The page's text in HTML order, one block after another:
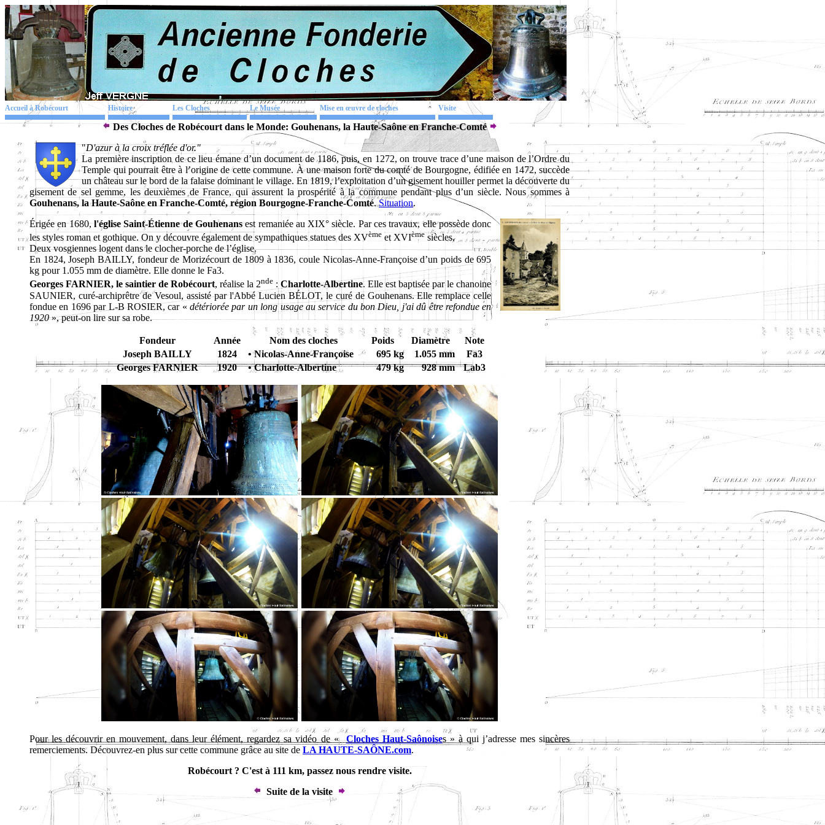
Accueil à Robécourt Histoire Les Cloches Le Musée Mise en œuvre de cloches Visite
Des Cloches de Robécourt dans le Monde: Gouhenans, la Haute-Saône en Franche-Comté
"D'azur à la croix tréflée d'or."
La première inscription de ce lieu émane d’un document de 1186, puis, en 1272, on trouve trace d’une maison de l’Ordre du
Temple qui pourrait être à l’origine de cette commune. À une maison forte du comté de Bourgogne, édifiée en 1472, succède
un château sur le bord de la falaise dominant le village. En 1819, l’exploitation d’un gisement houiller permet la découverte du
gisement de sel gemme, les deuxièmes de France, qui assurent la prospérité à la commune pendant plus d’un siècle. Nous sommes à
Gouhenans, la Haute-Saône en Franche-Comté, région Bourgogne-Franche-Comté.Situation.
Érigée en 1680, l'église Saint-Étienne de Gouhenansest remaniée au XIX° siècle. Par ces travaux, elle possède donc
les styles roman et gothique. On y découvre également de sympathiques statues des XVème et XVIème siècles.
Deux vosgiennes logent dans le clocher-porche de l’église.
En 1824, Joseph BAILLY, fondeur de Morizécourt de 1809 à 1836, coule Nicolas-Anne-Françoise d’un poids de 695
kg pour 1.055 mm de diamètre. Elle donne le Fa3.
Georges FARNIER, le saintier de Robécourt, réalise la 2nde :Charlotte-Albertine. Elle est baptisée par le chanoine
SAUNIER, curé-archiprêtre de Vesoul, assisté par l'Abbé Lucien BÉLOT, le curé de Gouhenans. Elle remplace celle
fondue en 1696 par L-B ROSIER, car «détériorée par un long usage au service du bon Dieu, j'ai dû être refondue en
1920», peut-on lire sur sa robe.
Fondeur Année Nom des cloches Poids Diamètre
Note
Joseph BAILLY
1824 • Nicolas-Anne-Françoise 695 kg 1.055 mm
Fa3
Georges FARNIER
1920 • Charlotte-Albertine 479 kg 928 mm Lab3
Pour les découvrir en mouvement, dans leur élément, regardez sa vidéo de « Cloches Haut-Saônoises » à qui j’adresse mes sincères
remerciements. Découvrez-en plus sur cette commune grâce au site de LA HAUTE-SAÔNE.com.
Robécourt ? C'est à 111 km, passez nous rendre visite.
Suite de la visite